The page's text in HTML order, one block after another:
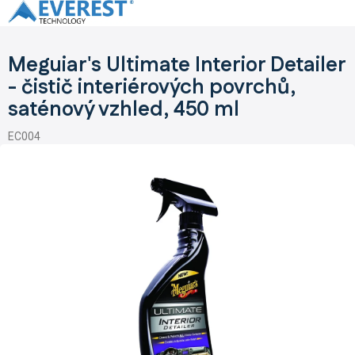
Přejít
na
Meguiar's Ultimate Interior Detailer
- čistič interiérových povrchů,
saténový vzhled, 450 ml
EC004